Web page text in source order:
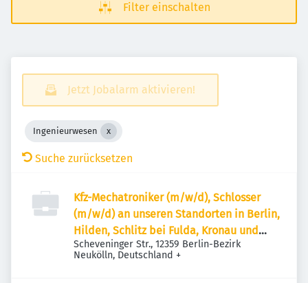
Filter einschalten
Jetzt Jobalarm aktivieren!
Ingenieurwesen
Suche zurücksetzen
Kfz-Mechatroniker (m/w/d), Schlosser
(m/w/d) an unseren Standorten in Berlin,
Hilden, Schlitz bei Fulda, Kronau und
München
Scheveninger Str., 12359 Berlin-Bezirk
Neukölln, Deutschland +